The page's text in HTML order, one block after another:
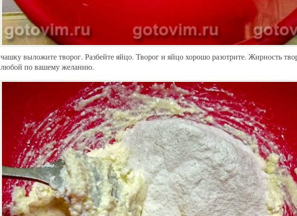
чашку выложите творог. Разбейте яйцо. Творог и яйцо хорошо разотрите. Жирность
любой по вашему желанию.